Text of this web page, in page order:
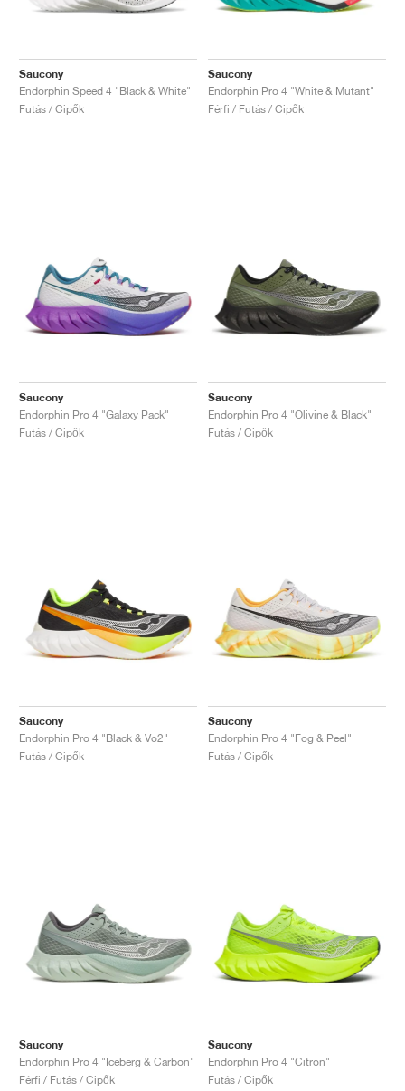
Saucony
Endorphin Speed 4 "Black & White"
Futás / Cipők
Saucony
Endorphin Pro 4 "White & Mutant"
Férfi / Futás / Cipők
Saucony
Endorphin Pro 4 "Galaxy Pack"
Futás / Cipők
Saucony
Endorphin Pro 4 "Olivine & Black"
Futás / Cipők
Saucony
Endorphin Pro 4 "Black & Vo2"
Futás / Cipők
Saucony
Endorphin Pro 4 "Fog & Peel"
Futás / Cipők
Saucony
Endorphin Pro 4 "Iceberg & Carbon"
Férfi / Futás / Cipők
Saucony
Endorphin Pro 4 "Citron"
Futás / Cipők